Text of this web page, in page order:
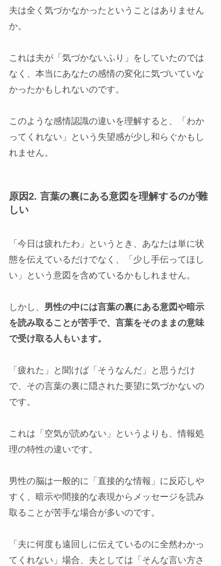
夫は全く気づかなかったということはありません
か。
これは夫が「気づかないふり」をしていたのでは
なく、本当にあなたの感情の変化に気づいていな
かったかもしれないのです。
このような感情認識の違いを理解すると、「わか
ってくれない」という失望感が少し和らぐかもし
れません。
原因2. 言葉の裏にある意図を理解するのが難
しい
「今日は疲れたわ」というとき、あなたは単に状
態を伝えているだけでなく、「少し手伝ってほし
い」という意図を含めているかもしれません。
しかし、 男性の中には言葉の裏にある意図や暗示
を読み取ることが苦手で、言葉をそのままの意味
で受け取る人もいます。
「疲れた」と聞けば「そうなんだ」と思うだけ
で、その言葉の裏に隠された要望に気づかないの
です。
これは「空気が読めない」というよりも、情報処
理の特性の違いです。
男性の脳は一般的に「直接的な情報」に反応しや
すく、暗示や間接的な表現からメッセージを読み
取ることが苦手な場合が多いのです。
「夫に何度も遠回しに伝えているのに全然わかっ
てくれない」場合、夫としては「そんな言い方さ